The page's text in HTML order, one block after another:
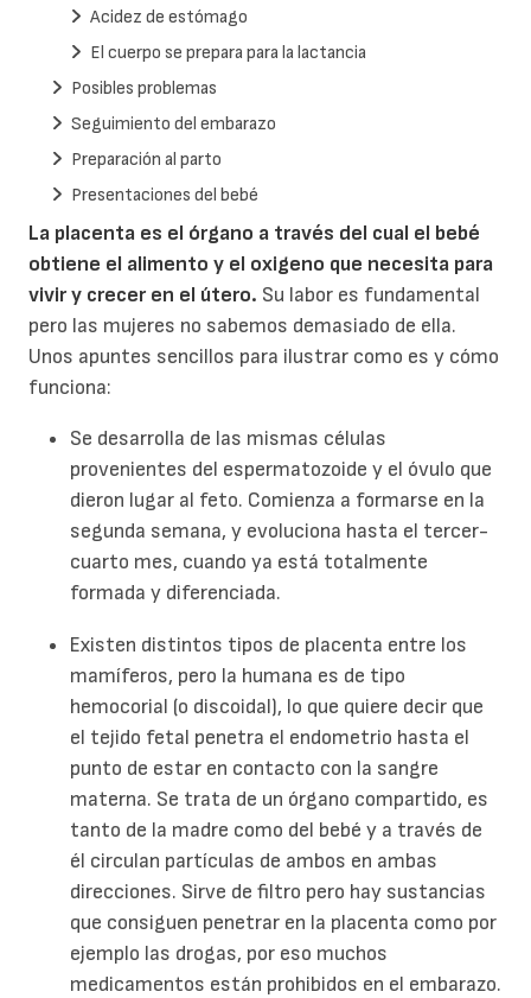
La placenta es el órgano a través del cual el bebé
obtiene el alimento y el oxigeno que necesita para
vivir y crecer en el útero. Su labor es fundamental
pero las mujeres no sabemos demasiado de ella.
Unos apuntes sencillos para ilustrar como es y cómo
funciona:
Se desarrolla de las mismas células
provenientes del espermatozoide y el óvulo que
dieron lugar al feto. Comienza a formarse en la
segunda semana, y evoluciona hasta el tercer-
cuarto mes, cuando ya está totalmente
formada y diferenciada.
Existen distintos tipos de placenta entre los
mamíferos, pero la humana es de tipo
hemocorial (o discoidal), lo que quiere decir que
el tejido fetal penetra el endometrio hasta el
punto de estar en contacto con la sangre
materna. Se trata de un órgano compartido, es
tanto de la madre como del bebé y a través de
él circulan partículas de ambos en ambas
direcciones. Sirve de filtro pero hay sustancias
que consiguen penetrar en la placenta como por
ejemplo las drogas, por eso muchos
medicamentos están prohibidos en el embarazo.
Acidez de estómago
El cuerpo se prepara para la lactancia
Posibles problemas
Seguimiento del embarazo
Preparación al parto
Presentaciones del bebé